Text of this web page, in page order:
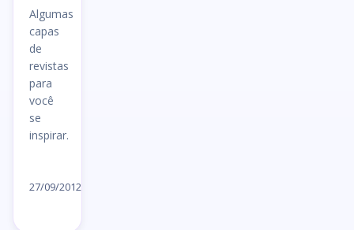
Algumas
capas
de
revistas
para
você
se
inspirar.
27/09/2012